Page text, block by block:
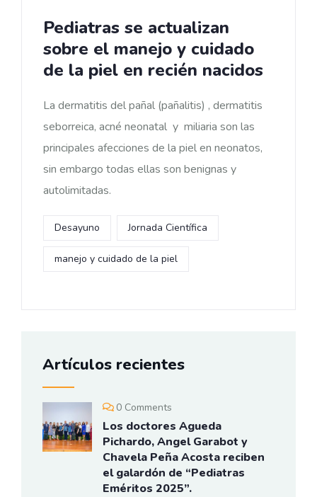
Pediatras se actualizan
sobre el manejo y cuidado
de la piel en recién nacidos
La dermatitis del pañal (pañalitis) , dermatitis
seborreica, acné neonatal y miliaria son las
principales afecciones de la piel en neonatos,
sin embargo todas ellas son benignas y
autolimitadas.
Desayuno Jornada Científica
manejo y cuidado de la piel
Artículos recientes
0 Comments
Los doctores Agueda
Pichardo, Angel Garabot y
Chavela Peña Acosta reciben
el galardón de “Pediatras
Eméritos 2025”.